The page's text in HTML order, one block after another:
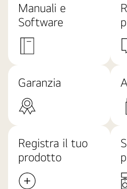
Manuali e
Software
Garanzia
Registra il tuo
prodotto